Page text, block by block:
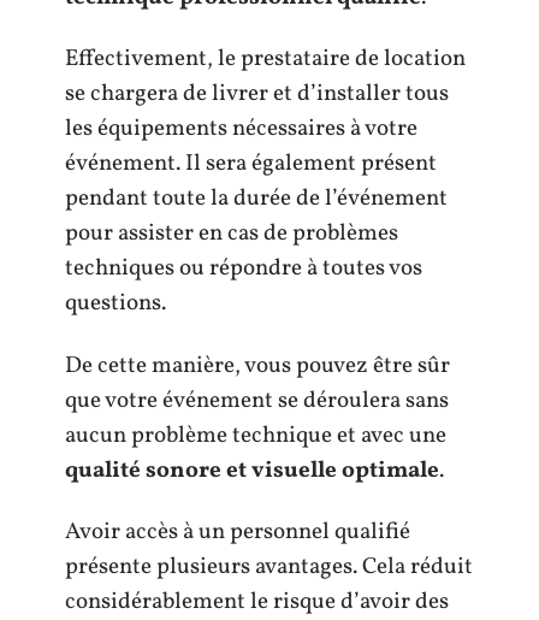
Effectivement, le prestataire de location
se chargera de livrer et d’installer tous
les équipements nécessaires à votre
événement. Il sera également présent
pendant toute la durée de l’événement
pour assister en cas de problèmes
techniques ou répondre à toutes vos
questions.
De cette manière, vous pouvez être sûr
que votre événement se déroulera sans
aucun problème technique et avec une
qualité sonore et visuelle optimale.
Avoir accès à un personnel qualifié
présente plusieurs avantages. Cela réduit
considérablement le risque d’avoir des